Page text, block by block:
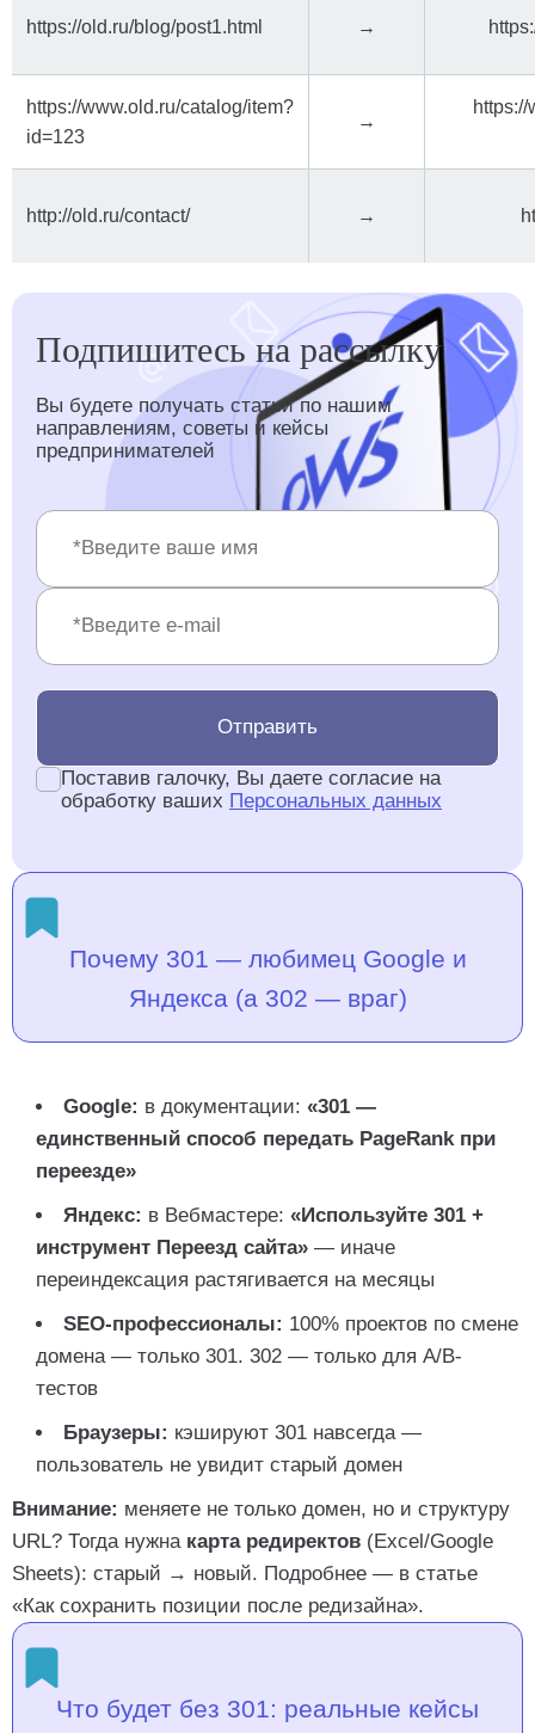
https://old.ru/blog/post1.html →
https://www.old.ru/catalog/item?
id=123
→
https://
http://old.ru/contact/ →
Подпишитесь на рассылку
Вы будете получать статьи по нашим
направлениям, советы и кейсы
предпринимателей
Отправить
Поставив галочку, Вы даете согласие на
обработку ваших Персональных данных
Почему 301 — любимец Google и
Яндекса (а 302 — враг)
Google: в документации: «301 —
единственный способ передать PageRank при
переезде»
Яндекс: в Вебмастере: «Используйте 301 +
инструмент Переезд сайта» — иначе
переиндексация растягивается на месяцы
SEO-профессионалы: 100% проектов по смене
домена — только 301. 302 — только для A/B-
тестов
Браузеры: кэшируют 301 навсегда —
пользователь не увидит старый домен
Внимание: меняете не только домен, но и структуру
URL? Тогда нужна карта редиректов (Excel/Google
Sheets): старый → новый. Подробнее — в статье
«Как сохранить позиции после редизайна».
Что будет без 301: реальные кейсы